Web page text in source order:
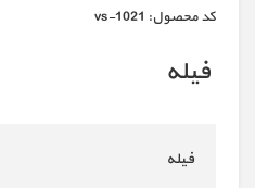
كد محصول: vs-1021
فیله
فیله